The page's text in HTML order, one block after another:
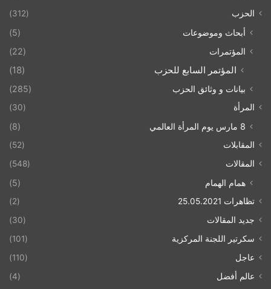
الحزب (312)
أبحاث وموضوعات
(5)
المؤتمرات
(22)
المؤتمر السابع للحزب (18)
بيانات و وثائق الحزب (285)
المرأة (30)
8 مارس يوم المرأة العالمي (8)
المقابلات
(52)
المقالات
(548)
همام الهمام (5)
تظاهرات 25.05.2021
(2)
جديد المقالات
(30)
سكرتير اللجنة المركزية
(101)
عاجل
(110)
عالم أفضل
(4)